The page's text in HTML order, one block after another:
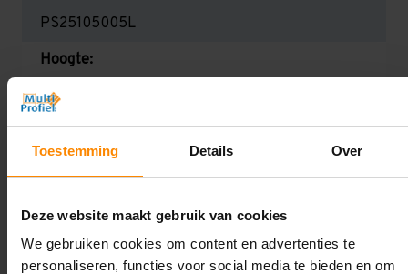
Toestemming Details Over
Deze website maakt gebruik van cookies
We gebruiken cookies om content en advertenties te
personaliseren, functies voor social media te bieden en om
PS25105005L
Hoogte:
2.500 mm
Diepte:
1.100 mm
10.500 mm
Liggerlengte: